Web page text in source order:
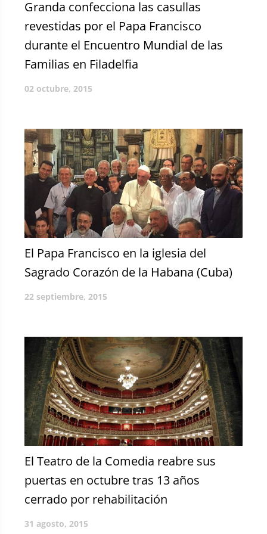
Granda confecciona las casullas
revestidas por el Papa Francisco
durante el Encuentro Mundial de las
Familias en Filadelfia
02 octubre, 2015
El Papa Francisco en la iglesia del
Sagrado Corazón de la Habana (Cuba)
22 septiembre, 2015
El Teatro de la Comedia reabre sus
puertas en octubre tras 13 años
cerrado por rehabilitación
31 agosto, 2015